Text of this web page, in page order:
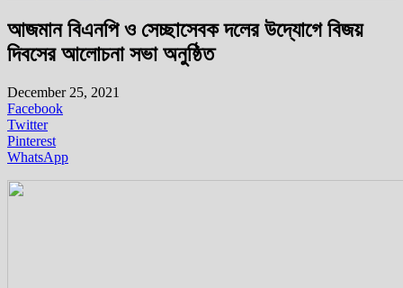
আজমান বিএনপি ও সেচ্ছাসেবক দলের উদ্যোগে বিজয়
দিবসের আলোচনা সভা অনুষ্ঠিত
December 25, 2021
Facebook
Twitter
Pinterest
WhatsApp